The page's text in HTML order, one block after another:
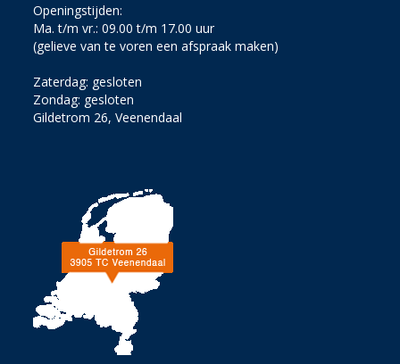
Openingstijden:
Ma. t/m vr.: 09.00 t/m 17.00 uur
(gelieve van te voren een afspraak maken)
Zaterdag: gesloten
Zondag: gesloten
Gildetrom 26, Veenendaal